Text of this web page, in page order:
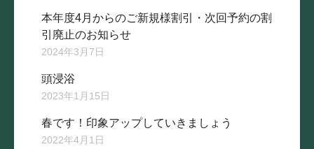
本年度4月からのご新規様割引・次回予約の割
引廃止のお知らせ
2024年3月7日
頭浸浴
2023年1月15日
春です！印象アップしていきましょう
2022年4月1日